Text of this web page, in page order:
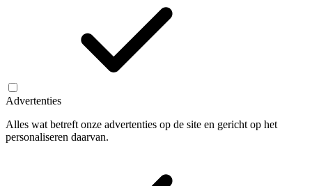
Advertenties
Alles wat betreft onze advertenties op de site en gericht op het
personaliseren daarvan.